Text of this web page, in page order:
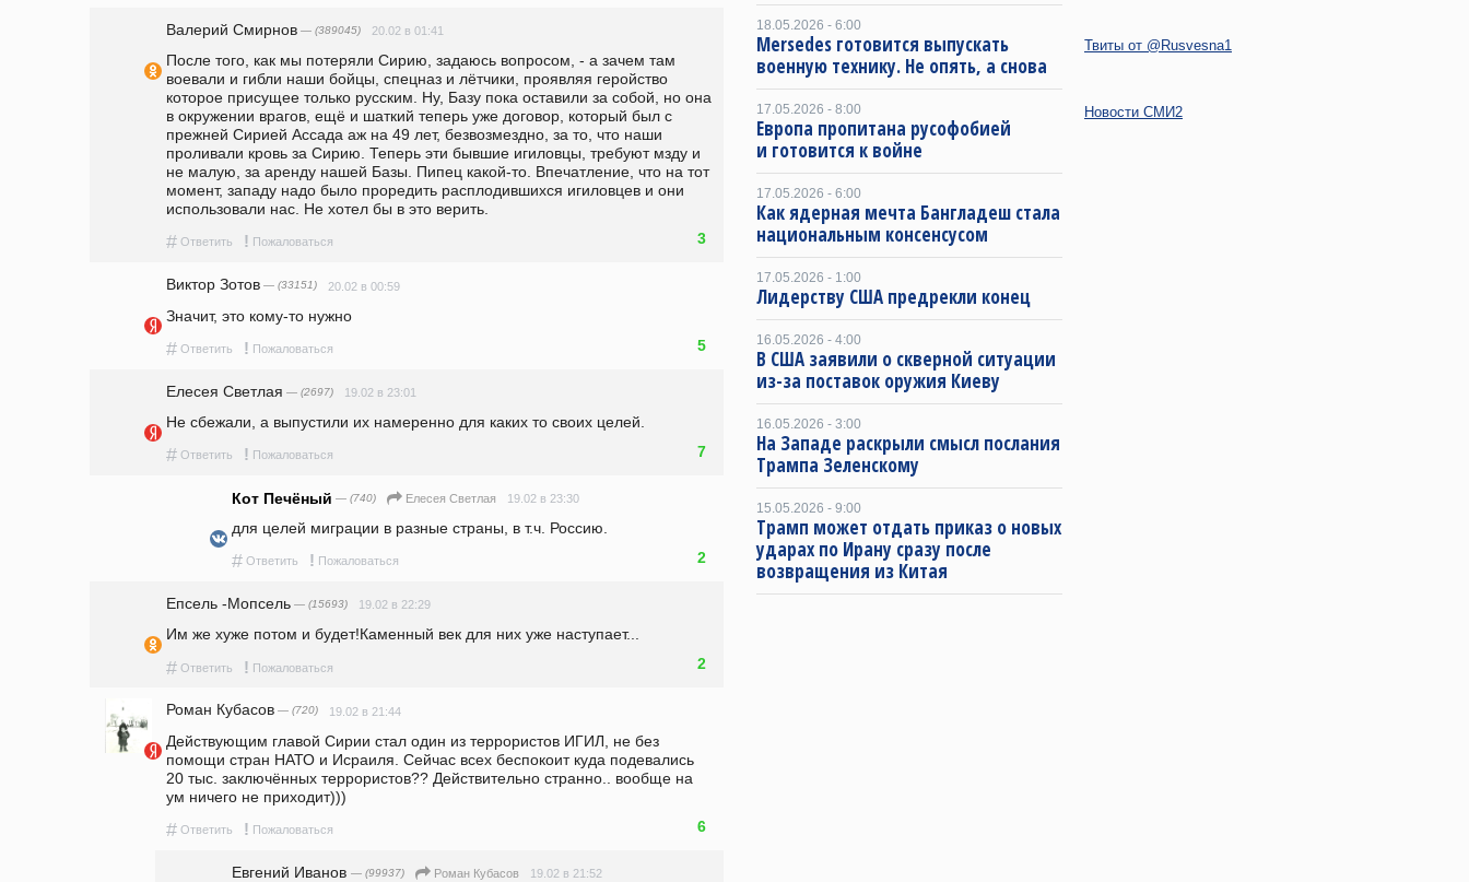
Валерий Смирнов — (389045) 20.02 в 01:41
После того, как мы потеряли Сирию, задаюсь вопросом, - а зачем там
воевали и гибли наши бойцы, спецназ и лётчики, проявляя геройство
которое присущее только русским. Ну, Базу пока оставили за собой, но она
в окружении врагов, ещё и шаткий теперь уже договор, который был с
прежней Сирией Ассада аж на 49 лет, безвозмездно, за то, что наши
проливали кровь за Сирию. Теперь эти бывшие игиловцы, требуют мзду и
не малую, за аренду нашей Базы. Пипец какой-то. Впечатление, что на тот
момент, западу надо было проредить расплодившихся игиловцев и они
использовали нас. Не хотел бы в это верить.
# Ответить ! Пожаловаться 3
Виктор Зотов — (33151) 20.02 в 00:59
Значит, это кому-то нужно
# Ответить ! Пожаловаться 5
Елесея Светлая — (2697) 19.02 в 23:01
Не сбежали, а выпустили их намеренно для каких то своих целей.
# Ответить ! Пожаловаться 7
Кот Печёный — (740) Елесея Светлая 19.02 в 23:30
для целей миграции в разные страны, в т.ч. Россию.
# Ответить ! Пожаловаться 2
Епсель -Мопсель — (15693) 19.02 в 22:29
Им же хуже потом и будет!Каменный век для них уже наступает...
# Ответить ! Пожаловаться 2
Роман Кубасов — (720) 19.02 в 21:44
Действующим главой Сирии стал один из террористов ИГИЛ, не без
помощи стран НАТО и Исраиля. Сейчас всех беспокоит куда подевались
20 тыс. заключённых террористов?? Действительно странно.. вообще на
ум ничего не приходит)))
# Ответить ! Пожаловаться 6
Евгений Иванов — (99937) Роман Кубасов 19.02 в 21:52
18.05.2026 - 6:00
Mersedes готовится выпускать
военную технику. Не опять, а снова
17.05.2026 - 8:00
Европа пропитана русофобией
и готовится к войне
17.05.2026 - 6:00
Как ядерная мечта Бангладеш стала
национальным консенсусом
17.05.2026 - 1:00
Лидерству США предрекли конец
16.05.2026 - 4:00
В США заявили о скверной ситуации
из-за поставок оружия Киеву
16.05.2026 - 3:00
На Западе раскрыли смысл послания
Трампа Зеленскому
15.05.2026 - 9:00
Трамп может отдать приказ о новых
ударах по Ирану сразу после
возвращения из Китая
Твиты от @Rusvesna1
Новости СМИ2